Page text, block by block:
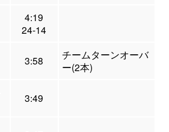
4:19
24-14
3:58
チームターンオーバ
ー(2本)
3:49